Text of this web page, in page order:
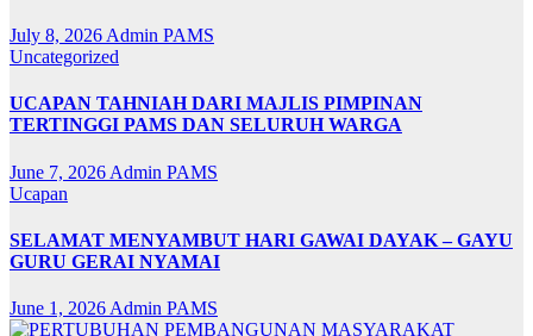
July 8, 2026 Admin PAMS
Uncategorized
UCAPAN TAHNIAH DARI MAJLIS PIMPINAN
TERTINGGI PAMS DAN SELURUH WARGA
June 7, 2026 Admin PAMS
Ucapan
SELAMAT MENYAMBUT HARI GAWAI DAYAK – GAYU
GURU GERAI NYAMAI
June 1, 2026 Admin PAMS